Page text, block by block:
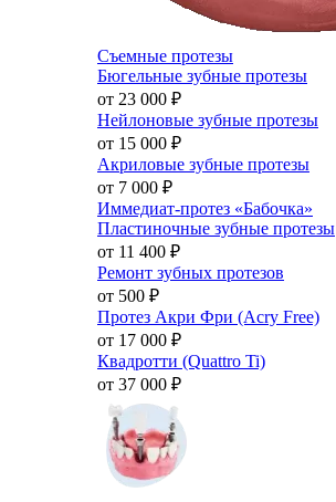
Съемные протезы
Бюгельные зубные протезы
от 23 000 ₽
Нейлоновые зубные протезы
от 15 000 ₽
Акриловые зубные протезы
от 7 000 ₽
Иммедиат-протез «Бабочка»
Пластиночные зубные протезы
от 11 400 ₽
Ремонт зубных протезов
от 500 ₽
Протез Акри Фри (Acry Free)
от 17 000 ₽
Квадротти (Quattro Ti)
от 37 000 ₽